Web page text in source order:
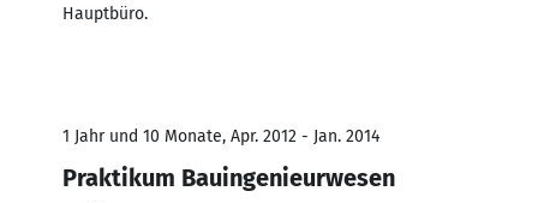
Hauptbüro.
1 Jahr und 10 Monate, Apr. 2012 - Jan. 2014
Praktikum Bauingenieurwesen